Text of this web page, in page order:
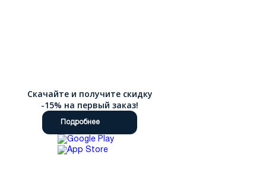
Скачайте и получите скидку
-15% на первый заказ!
Подробнее